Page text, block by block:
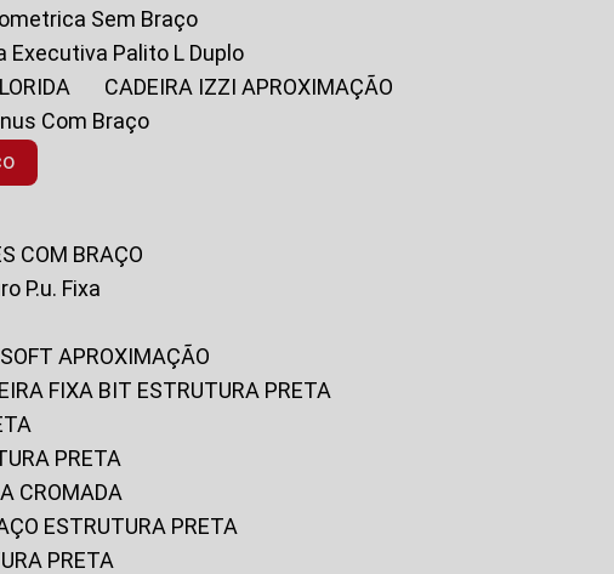
Sem Braço
Executiva Palito L Duplo
CADEIRA IZZI APROXIMAÇÃO
Com Braço
COM BRAÇO
P.u. Fixa
APROXIMAÇÃO
FIXA BIT ESTRUTURA PRETA
PRETA
CROMADA
ESTRUTURA PRETA
PRETA